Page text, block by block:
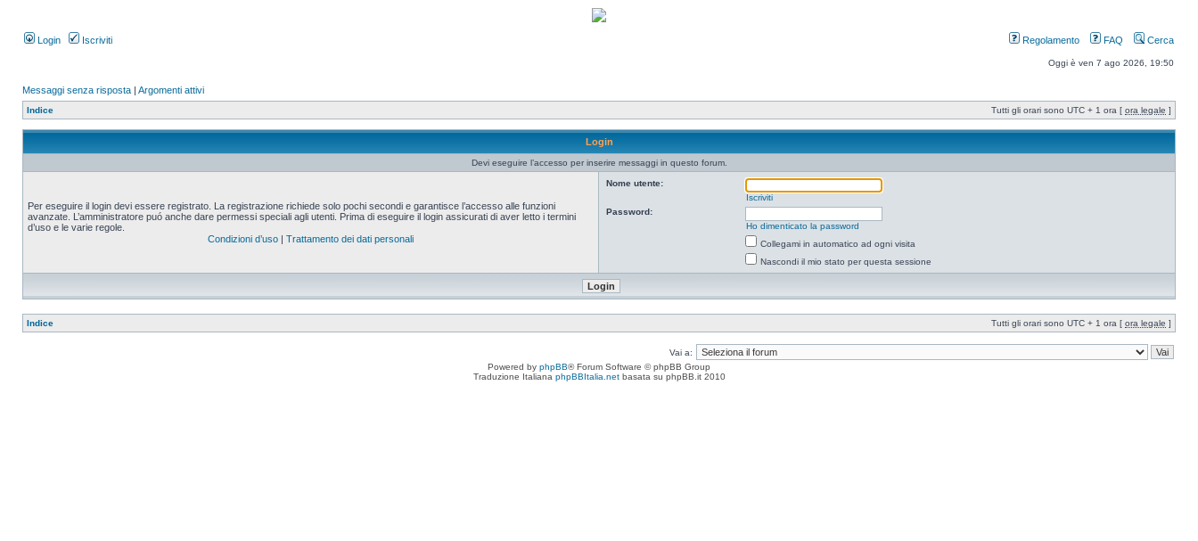
Login Iscriviti Regolamento FAQ Cerca
Oggi è ven 7 ago 2026, 19:50
Messaggi senza risposta | Argomenti attivi
Indice Tutti gli orari sono UTC + 1 ora [ ora legale ]
Login
Devi eseguire l’accesso per inserire messaggi in questo forum.
Per eseguire il login devi essere registrato. La registrazione richiede solo pochi secondi e garantisce l’accesso alle funzioni
avanzate. L’amministratore puó anche dare permessi speciali agli utenti. Prima di eseguire il login assicurati di aver letto i termini
d’uso e le varie regole.
Condizioni d’uso | Trattamento dei dati personali
Nome utente:
Iscriviti
Password:
Ho dimenticato la password
Collegami in automatico ad ogni visita
Nascondi il mio stato per questa sessione
Indice Tutti gli orari sono UTC + 1 ora [ ora legale ]
Vai a:
Powered by phpBB® Forum Software © phpBB Group
Traduzione Italiana phpBBItalia.netbasata su phpBB.it 2010